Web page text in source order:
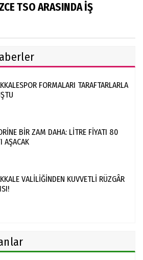
TSO ARASINDA İŞ
FORMALARI TARAFTARLARLA
BİR ZAM DAHA: LİTRE FİYATI 80
AŞACAK
VALİLİĞİNDEN KUVVETLİ RÜZGÂR